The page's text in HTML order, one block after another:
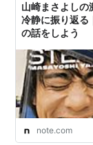
僕らは静か
ビー玉望遠
メヌエット
8月のクリ
山崎まさよしの
冷静に振り返る
の話をしよう
note.com